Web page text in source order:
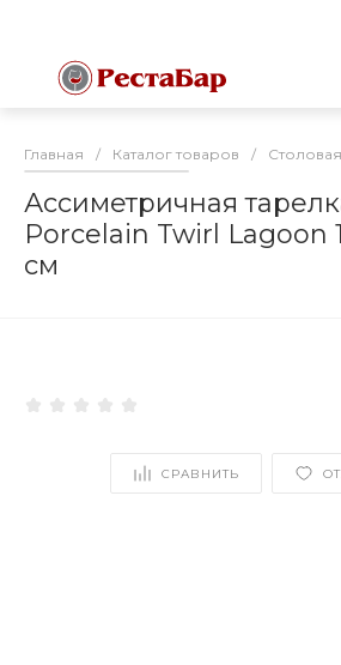
Главная / Каталог товаров /
Ассиметричная
Porcelain Twirl Lagoon
см
СРАВНИТЬ